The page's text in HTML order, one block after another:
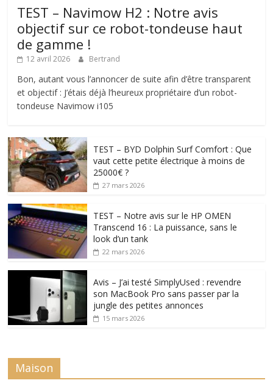
TEST – Navimow H2 : Notre avis
objectif sur ce robot-tondeuse haut
de gamme !
12 avril 2026 Bertrand
Bon, autant vous l’annoncer de suite afin d’être transparent
et objectif : J’étais déjà l’heureux propriétaire d’un robot-
tondeuse Navimow i105
TEST – BYD Dolphin Surf Comfort : Que
vaut cette petite électrique à moins de
25000€ ?
27 mars 2026
TEST – Notre avis sur le HP OMEN
Transcend 16 : La puissance, sans le
look d’un tank
22 mars 2026
Avis – J’ai testé SimplyUsed : revendre
son MacBook Pro sans passer par la
jungle des petites annonces
15 mars 2026
Maison